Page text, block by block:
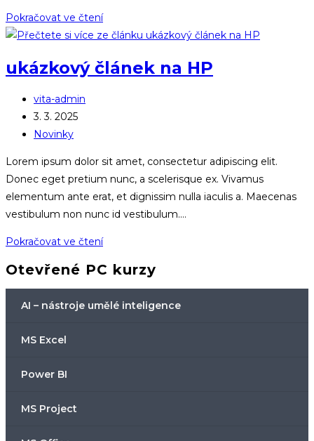
Pokračovat ve čteníčlánek
#2
ukázkový článek na HP
Autor
příspěvku
vita-admin
Příspěvek
byl
3. 3. 2025
Rubriky
Novinky
Lorem ipsum dolor sit amet, consectetur adipiscing elit.
Donec eget pretium nunc, a scelerisque ex. Vivamus
elementum ante erat, et dignissim nulla iaculis a. Maecenas
vestibulum non nunc id vestibulum.…
Pokračovat ve čteníukázkový
na
Otevřené PC kurzy
AI – nástroje umělé inteligence
MS Excel
Power BI
MS Project